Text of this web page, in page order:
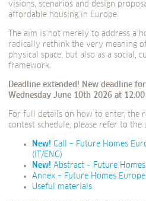
visions, scenarios and design
affordable housing in Europe.
The aim is not merely to address a
radically rethink the very meaning
physical space, but also as a social,
framework.
Deadline extended! New deadline
Wednesday June 10th 2026 at 12.00
For full details on how to enter, the
contest schedule, please refer to the
New! Call – Future Homes
(IT/ENG)
New! Abstract – Future
Annex – Future Homes Europe
Useful materials